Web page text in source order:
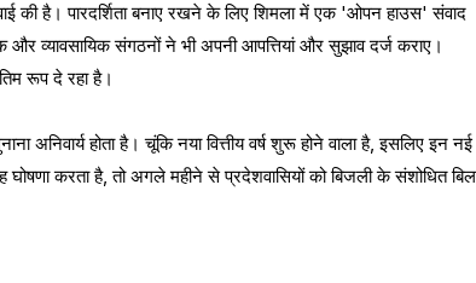
की है। पारदर्शिता बनाए रखने के लिए शिमला में एक 'ओपन हाउस' संवाद
व्यावसायिक संगठनों ने भी अपनी आपत्तियां और सुझाव दर्ज कराए।
रूप दे रहा है।
अनिवार्य होता है। चूंकि नया वित्तीय वर्ष शुरू होने वाला है, इसलिए इन नई
घोषणा करता है, तो अगले महीने से प्रदेशवासियों को बिजली के संशोधित बिल